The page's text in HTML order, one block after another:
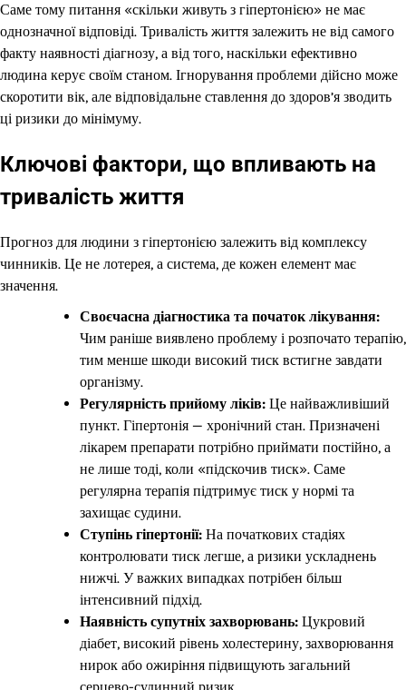
Саме тому питання «скільки живуть з гіпертонією» не має
однозначної відповіді. Тривалість життя залежить не від самого
факту наявності діагнозу, а від того, наскільки ефективно
людина керує своїм станом. Ігнорування проблеми дійсно може
скоротити вік, але відповідальне ставлення до здоров’я зводить
ці ризики до мінімуму.
Ключові фактори, що впливають на
тривалість життя
Прогноз для людини з гіпертонією залежить від комплексу
чинників. Це не лотерея, а система, де кожен елемент має
значення.
Своєчасна діагностика та початок лікування:
Чим раніше виявлено проблему і розпочато терапію,
тим менше шкоди високий тиск встигне завдати
організму.
Регулярність прийому ліків: Це найважливіший
пункт. Гіпертонія — хронічний стан. Призначені
лікарем препарати потрібно приймати постійно, а
не лише тоді, коли «підскочив тиск». Саме
регулярна терапія підтримує тиск у нормі та
захищає судини.
Ступінь гіпертонії: На початкових стадіях
контролювати тиск легше, а ризики ускладнень
нижчі. У важких випадках потрібен більш
інтенсивний підхід.
Наявність супутніх захворювань: Цукровий
діабет, високий рівень холестерину, захворювання
нирок або ожиріння підвищують загальний
серцево-судинний ризик.